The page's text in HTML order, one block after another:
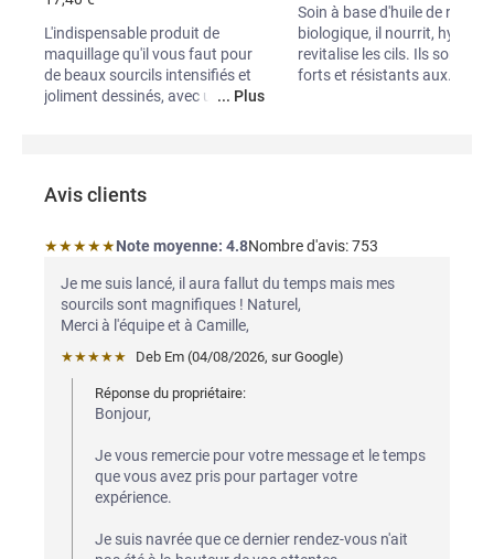
L'indispensable produit de
maquillage qu'il vous faut pour
de beaux sourcils intensifiés et
joliment dessinés, avec une
... Plus
Soin à base d'huile de ricin
biologique, il nourrit, hydrate
revitalise les cils. Ils sont plus
forts et résistants aux
Avis clients
★★★★★Note moyenne: 4.8 étoiles
Note moyenne: 4.8Nombre d'avis:753
Je me suis lancé, il aura fallut du temps mais mes
sourcils sont magnifiques ! Naturel,
Merci à l'équipe et à Camille,
★★★★★ Deb Em (04/08/2026, sur Google)
Réponse du propriétaire:
Bonjour,
Je vous remercie pour votre message et le temps
que vous avez pris pour partager votre
expérience.
Je suis navrée que ce dernier rendez-vous n'ait